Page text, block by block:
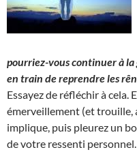
pourriez-vous continuer à
en train de reprendre les
Essayez de réfléchir à cela.
émerveillement (et trouille,
implique, puis pleurez un
de votre ressenti